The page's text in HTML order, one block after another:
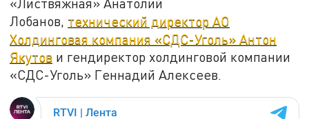
Лобанов, технический директор АО
Холдинговая компания «СДС-Уголь» Антон
Якутов и гендиректор холдинговой компании
«СДС-Уголь» Геннадий Алексеев.